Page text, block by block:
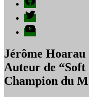
Twitter
YouTube
Jérôme
Auteur de “Soft
Champion du